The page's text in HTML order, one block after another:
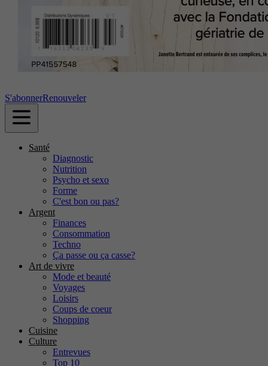
S'abonnerRenouveler
Santé
Diagnostic
Nutrition
Psycho et sexo
Forme
C'est bon ou pas?
Argent
Finances
Consommation
Techno
Ça passe ou ça casse?
Art de vivre
Mode et beauté
Voyages
Loisirs
Coups de coeur
Shopping
Cuisine
Culture
Entrevues
Top 10